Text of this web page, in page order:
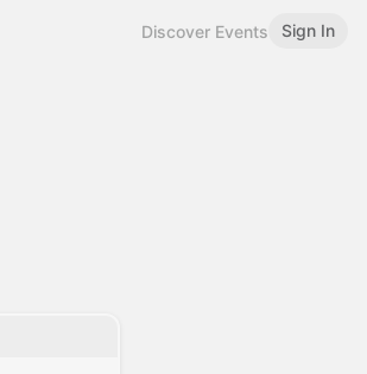
Discover Events Sign In